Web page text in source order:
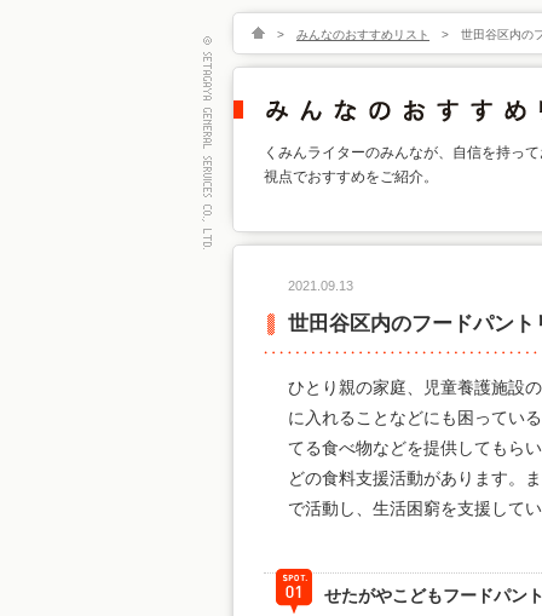
> みんなのおすすめリスト > 世田谷区内の
くみんライターのみんなが、自信を持っ
視点でおすすめをご紹介。
2021.09.13
世田谷区内のフードパン
ひとり親の家庭、児童養護施設
に入れることなどにも困ってい
てる食べ物などを提供してもら
どの食料支援活動があります。
で活動し、生活困窮を支援して
せたがやこどもフードパン